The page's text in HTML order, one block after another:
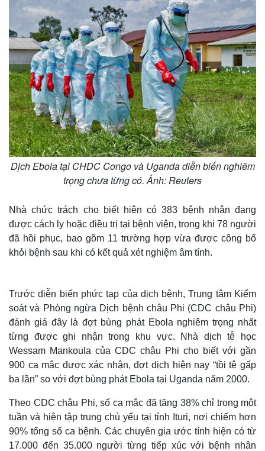
Dịch Ebola tại CHDC Congo và Uganda diễn biến nghiêm
trọng chưa từng có. Ảnh: Reuters
Nhà chức trách cho biết hiện có 383 bệnh nhân đang
được cách ly hoặc điều trị tại bệnh viện, trong khi 78 người
đã hồi phục, bao gồm 11 trường hợp vừa được công bố
khỏi bệnh sau khi có kết quả xét nghiệm âm tính.
Trước diễn biến phức tạp của dịch bệnh, Trung tâm Kiểm
soát và Phòng ngừa Dịch bệnh châu Phi (CDC châu Phi)
đánh giá đây là đợt bùng phát Ebola nghiêm trọng nhất
từng được ghi nhận trong khu vực. Nhà dịch tễ học
Wessam Mankoula của CDC châu Phi cho biết với gần
900 ca mắc được xác nhận, đợt dịch hiện nay “tồi tệ gấp
ba lần” so với đợt bùng phát Ebola tại Uganda năm 2000.
Theo CDC châu Phi, số ca mắc đã tăng 38% chỉ trong một
tuần và hiện tập trung chủ yếu tại tỉnh Ituri, nơi chiếm hơn
90% tổng số ca bệnh. Các chuyên gia ước tính hiện có từ
17.000 đến 35.000 người từng tiếp xúc với bệnh nhân